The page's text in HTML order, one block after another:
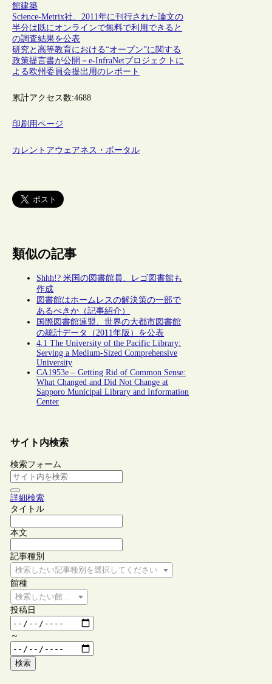
館建築
Science-Metrix社、2011年に刊行された論文の
半分は既にオンラインで無料で利用できると
の調査結果を公表
研究と高等教育における“オープン”に関する
政策提言書が公開－e-InfraNetプロジェクトに
よる欧州委員会提出用のレポート
累計アクセス数:4688
印刷用ページ
カレントアウェアネス・ポータル
類似の記事
Shhh!? 米国の図書館員、レゴ図書館も
作成
図書館はホームレスの解決策の一部で
あるべきか（記事紹介）
国際図書館連盟、世界の大都市図書館
の統計データ（2011年版）を公表
4.1 The University of the Pacific Library:
Serving a Medium-Sized Comprehensive
University
CA1953e – Getting Rid of Common Sense:
What Changed and Did Not Change at
Sapporo Municipal Library and Information
Center
サイト内検索
検索フォーム
詳細検索
タイトル
本文
記事種別
検索したい記事種別を選択してください
館種
検索したい館種を選択してください
投稿日
～
検索